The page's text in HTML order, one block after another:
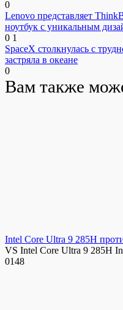
0
Lenovo представляет
ноутбук с уникальным
0 1
SpaceX столкнулась с
застряла в океане
0
Вам также
Intel Core Ultra 9 285H
VS Intel Core Ultra 9 285H
0148